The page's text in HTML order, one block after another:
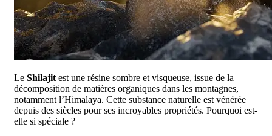
Le Shilajit est une résine sombre et visqueuse, issue de la
décomposition de matières organiques dans les montagnes,
notamment l’Himalaya. Cette substance naturelle est vénérée
depuis des siècles pour ses incroyables propriétés. Pourquoi est-
elle si spéciale ?